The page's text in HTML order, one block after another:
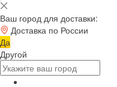
Ваш город для доставки:
Доставка по России
Да
Другой